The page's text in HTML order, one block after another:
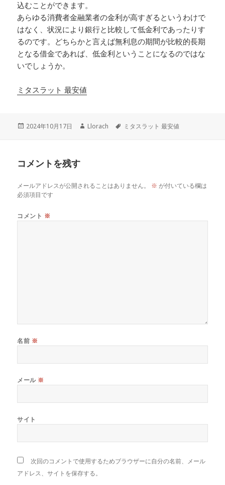
込むことができます。
あらゆる消費者金融業者の金利が高すぎるというわけで
はなく、状況により銀行と比較して低金利であったりす
るのです。どちらかと言えば無利息の期間が比較的長期
となる借金であれば、低金利ということになるのではな
いでしょうか。
ミタスラット 最安値
投
2024年10月17日
作
Llorach
タ
ミタスラット 最安値
コメントを残す
メールアドレスが公開されることはありません。 ※ が付いている欄は
必須項目です
コメント ※
名前 ※
メール ※
サイト
次回のコメントで使用するためブラウザーに自分の名前、メール
アドレス、サイトを保存する。